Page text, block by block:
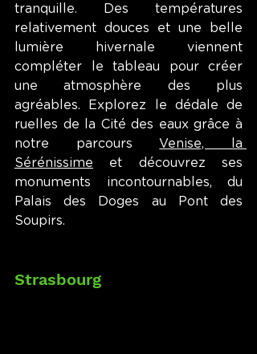
tranquille. Des températures
relativement douces et une belle
lumière hivernale viennent
compléter le tableau pour créer
une atmosphère des plus
agréables. Explorez le dédale de
ruelles de la Cité des eaux grâce à
notre parcours Venise, la
Sérénissime et découvrez ses
monuments incontournables, du
Palais des Doges au Pont des
Soupirs.
Strasbourg